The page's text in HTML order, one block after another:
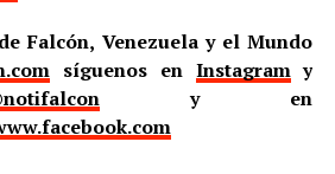
Falcón, Venezuela y el Mundo
síguenos en Instagramy
y en